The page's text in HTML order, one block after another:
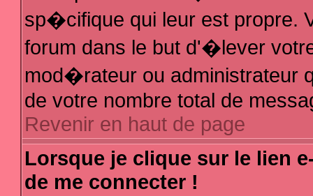
sp�cifique qui leur est propre.
forum dans le but d'�lever
mod�rateur ou administrateur
de votre nombre total de
Revenir en haut de page
Lorsque je clique sur le lien
de me connecter !